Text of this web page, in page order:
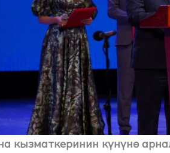
кызматкеринин күнүнө